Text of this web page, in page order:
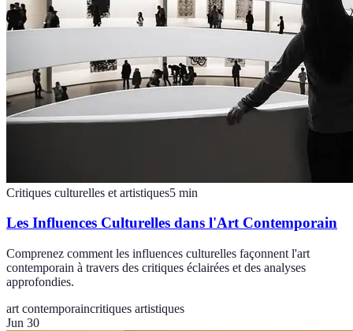
Critiques culturelles et artistiques5 min
Les Influences Culturelles dans l'Art Contemporain
Comprenez comment les influences culturelles façonnent l'art
contemporain à travers des critiques éclairées et des analyses
approfondies.
art contemporaincritiques artistiques
Jun 30